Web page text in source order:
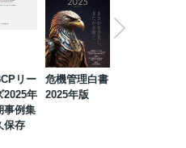
リー
2025年
事例集
保存
危機管理白書
2025年版